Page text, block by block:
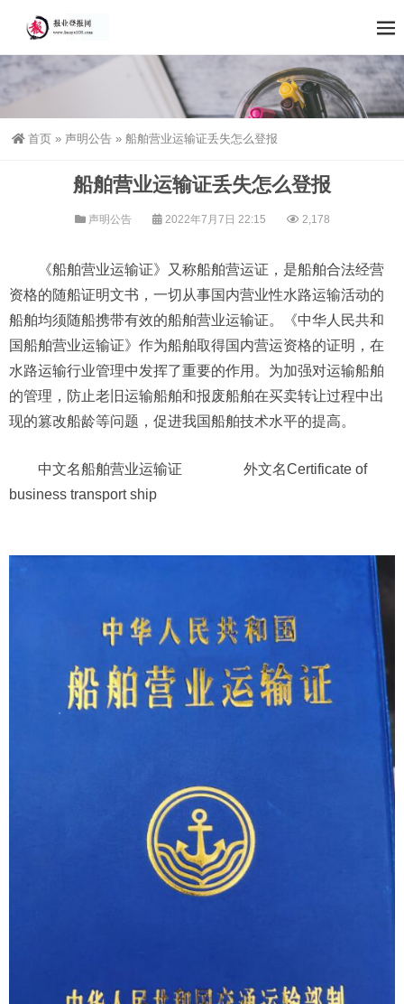
首页 » 声明公告 » 船舶营业运输证丢失怎么登报
船舶营业运输证丢失怎么登报
声明公告 2022年7月7日 22:15 2,178
《船舶营业运输证》又称船舶营运证，是船舶合法经营
资格的随船证明文书，一切从事国内营业性水路运输活动的
船舶均须随船携带有效的船舶营业运输证。《中华人民共和
国船舶营业运输证》作为船舶取得国内营运资格的证明，在
水路运输行业管理中发挥了重要的作用。为加强对运输船舶
的管理，防止老旧运输船舶和报废船舶在买卖转让过程中出
现的篡改船龄等问题，促进我国船舶技术水平的提高。
中文名船舶营业运输证 外文名Certificate of
business transport ship